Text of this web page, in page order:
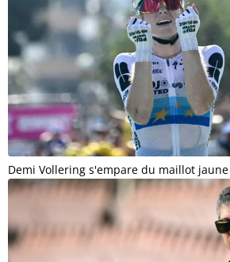
Demi Vollering s'empare du maillot